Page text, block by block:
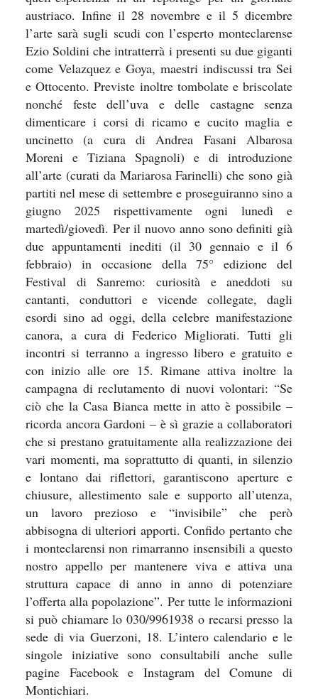
austriaco. Infine il 28 novembre e il 5 dicembre
l’arte sarà sugli scudi con l’esperto monteclarense
Ezio Soldini che intratterrà i presenti su due giganti
come Velazquez e Goya, maestri indiscussi tra Sei
e Ottocento. Previste inoltre tombolate e briscolate
nonché feste dell’uva e delle castagne senza
dimenticare i corsi di ricamo e cucito maglia e
uncinetto (a cura di Andrea Fasani Albarosa
Moreni e Tiziana Spagnoli) e di introduzione
all’arte (curati da Mariarosa Farinelli) che sono già
partiti nel mese di settembre e proseguiranno sino a
giugno 2025 rispettivamente ogni lunedì e
martedì/giovedì. Per il nuovo anno sono definiti già
due appuntamenti inediti (il 30 gennaio e il 6
febbraio) in occasione della 75° edizione del
Festival di Sanremo: curiosità e aneddoti su
cantanti, conduttori e vicende collegate, dagli
esordi sino ad oggi, della celebre manifestazione
canora, a cura di Federico Migliorati. Tutti gli
incontri si terranno a ingresso libero e gratuito e
con inizio alle ore 15. Rimane attiva inoltre la
campagna di reclutamento di nuovi volontari: “Se
ciò che la Casa Bianca mette in atto è possibile –
ricorda ancora Gardoni – è sì grazie a collaboratori
che si prestano gratuitamente alla realizzazione dei
vari momenti, ma soprattutto di quanti, in silenzio
e lontano dai riflettori, garantiscono aperture e
chiusure, allestimento sale e supporto all’utenza,
un lavoro prezioso e “invisibile” che però
abbisogna di ulteriori apporti. Confido pertanto che
i monteclarensi non rimarranno insensibili a questo
nostro appello per mantenere viva e attiva una
struttura capace di anno in anno di potenziare
l’offerta alla popolazione”. Per tutte le informazioni
si può chiamare lo 030/9961938 o recarsi presso la
sede di via Guerzoni, 18. L’intero calendario e le
singole iniziative sono consultabili anche sulle
pagine Facebook e Instagram del Comune di
Montichiari.